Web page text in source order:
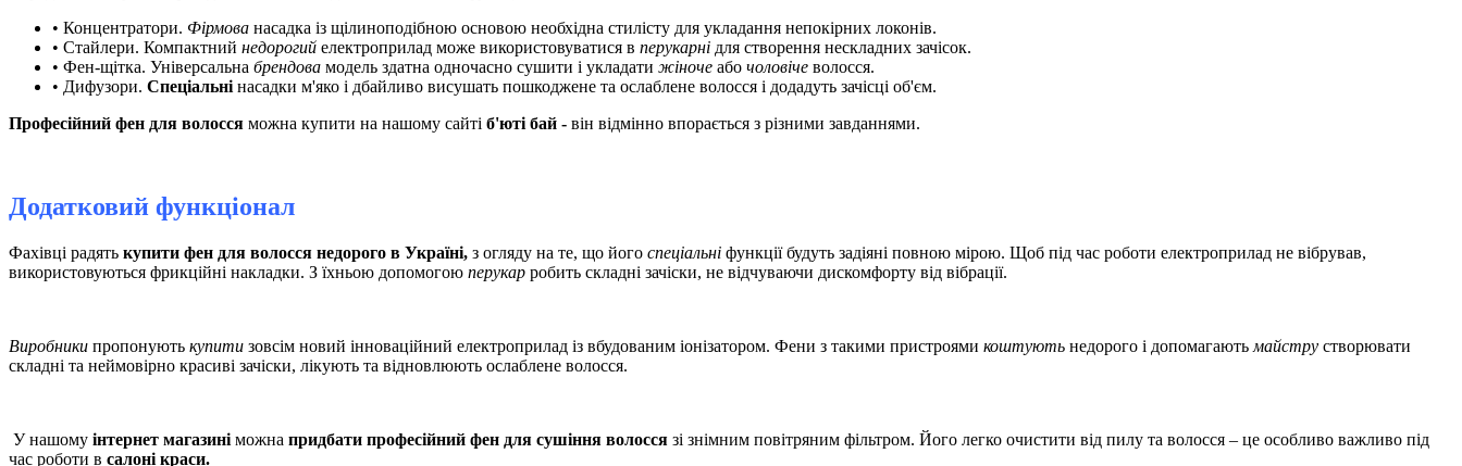
• Концентратори. Фірмова насадка із щілиноподібною основою необхідна стилісту для укладання непокірних локонів.
• Стайлери. Компактний недорогий електроприлад може використовуватися в перукарні для створення нескладних зачісок.
• Фен-щітка. Універсальна брендова модель здатна одночасно сушити і укладати жіноче або чоловіче волосся.
• Дифузори. Спеціальні насадки м'яко і дбайливо висушать пошкоджене та ослаблене волосся і додадуть зачісці об'єм.
Професійний фен для волосся можна купити на нашому сайті б'юті бай - він відмінно впорається з різними завданнями.
Додатковий функціонал
Фахівці радять купити фен для волосся недорого в Україні, з огляду на те, що його спеціальні функції будуть задіяні повною мірою. Щоб під час роботи електроприлад не вібрував,
використовуються фрикційні накладки. З їхньою допомогою перукар робить складні зачіски, не відчуваючи дискомфорту від вібрації.
Виробники пропонують купити зовсім новий інноваційний електроприлад із вбудованим іонізатором. Фени з такими пристроями коштують недорого і допомагають майстру створювати
складні та неймовірно красиві зачіски, лікують та відновлюють ослаблене волосся.
У нашому інтернет магазині можна придбати професійний фен для сушіння волосся зі знімним повітряним фільтром. Його легко очистити від пилу та волосся – це особливо важливо під
час роботи в салоні краси.